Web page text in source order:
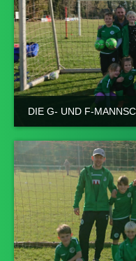
DIE G- UND F-